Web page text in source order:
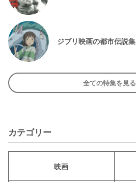
ジブリ映画の都市伝説集
全ての特集を見る
カテゴリー
映画